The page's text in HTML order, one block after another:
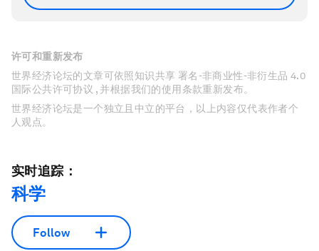
许可和重新发布
世界经济论坛的文章可依照知识共享 署名-非商业性-非衍生品 4.0
国际公共许可协议 , 并根据我们的使用条款重新发布。
世界经济论坛是一个独立且中立的平台，以上内容仅代表作者个
人观点。
实时追踪：
科学
Follow